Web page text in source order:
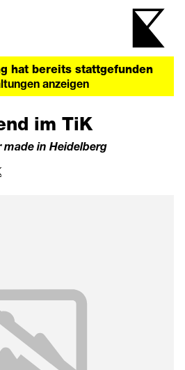
hat bereits stattgefunden
anzeigen
im TiK
in Heidelberg